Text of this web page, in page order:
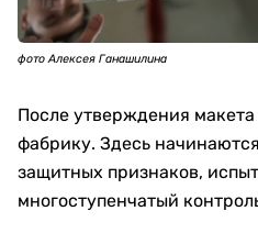
фото Алексея Ганашилина
После утверждения
фабрику. Здесь
защитных признаков,
многоступенчатый